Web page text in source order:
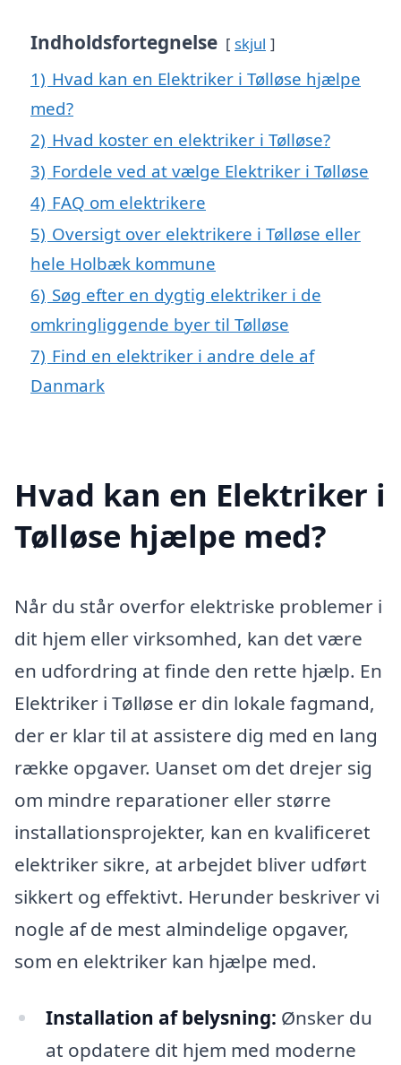
Indholdsfortegnelse skjul
1) Hvad kan en Elektriker i Tølløse hjælpe
med?
2) Hvad koster en elektriker i Tølløse?
3) Fordele ved at vælge Elektriker i Tølløse
4) FAQ om elektrikere
5) Oversigt over elektrikere i Tølløse eller
hele Holbæk kommune
6) Søg efter en dygtig elektriker i de
omkringliggende byer til Tølløse
7) Find en elektriker i andre dele af
Danmark
Hvad kan en Elektriker i
Tølløse hjælpe med?
Når du står overfor elektriske problemer i
dit hjem eller virksomhed, kan det være
en udfordring at finde den rette hjælp. En
Elektriker i Tølløse er din lokale fagmand,
der er klar til at assistere dig med en lang
række opgaver. Uanset om det drejer sig
om mindre reparationer eller større
installationsprojekter, kan en kvalificeret
elektriker sikre, at arbejdet bliver udført
sikkert og effektivt. Herunder beskriver vi
nogle af de mest almindelige opgaver,
som en elektriker kan hjælpe med.
Installation af belysning: Ønsker du
at opdatere dit hjem med moderne